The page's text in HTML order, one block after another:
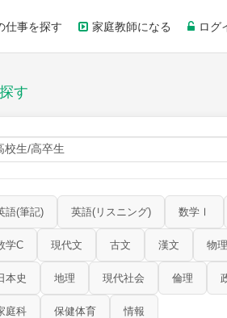
仕事を探す 家庭教師になる ログ
す
語(筆記) 英語(リスニング) 数学Ⅰ
学C 現代文 古文 漢文 物理
本史 地理 現代社会 倫理
庭科 保健体育 情報